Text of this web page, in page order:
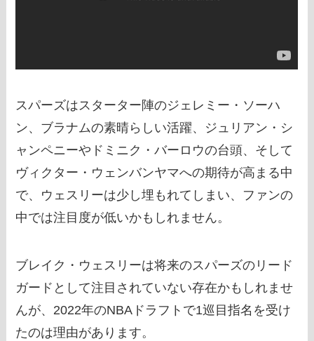
スパーズはスターター陣のジェレミー・ソーハ
ン、ブラナムの素晴らしい活躍、ジュリアン・シ
ャンペニーやドミニク・バーロウの台頭、そして
ヴィクター・ウェンバンヤマへの期待が高まる中
で、ウェスリーは少し埋もれてしまい、ファンの
中では注目度が低いかもしれません。
ブレイク・ウェスリーは将来のスパーズのリード
ガードとして注目されていない存在かもしれませ
んが、2022年のNBAドラフトで1巡目指名を受け
たのは理由があります。